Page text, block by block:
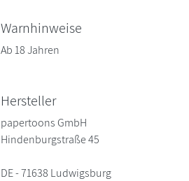
Warnhinweise
Ab 18 Jahren
Hersteller
papertoons GmbH
Hindenburgstraße 45
DE - 71638 Ludwigsburg